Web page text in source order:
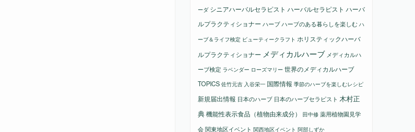
ーダ シニアハーバルセラピスト ハーバルセラピスト ハーバ
ルプラクティショナー ハーブハーブのある暮らしを楽しむ ハ
ーブ＆ライフ検定 ビューティークラフト ホリスティックハーバ
ルプラクティショナー メディカルハーブ メディカルハ
ーブ検定 ラベンダー ローズマリー 世界のメディカルハーブ
TOPICS佐竹元吉 入谷栄一 国際情報 季節のハーブを楽しむレシピ
新規届出情報 日本のハーブ 日本のハーブセラピスト 木村正
典機能性表示食品（植物由来成分） 田中修 薬用植物園見学
会関東地区イベント 関西地区イベント 阿部しずか